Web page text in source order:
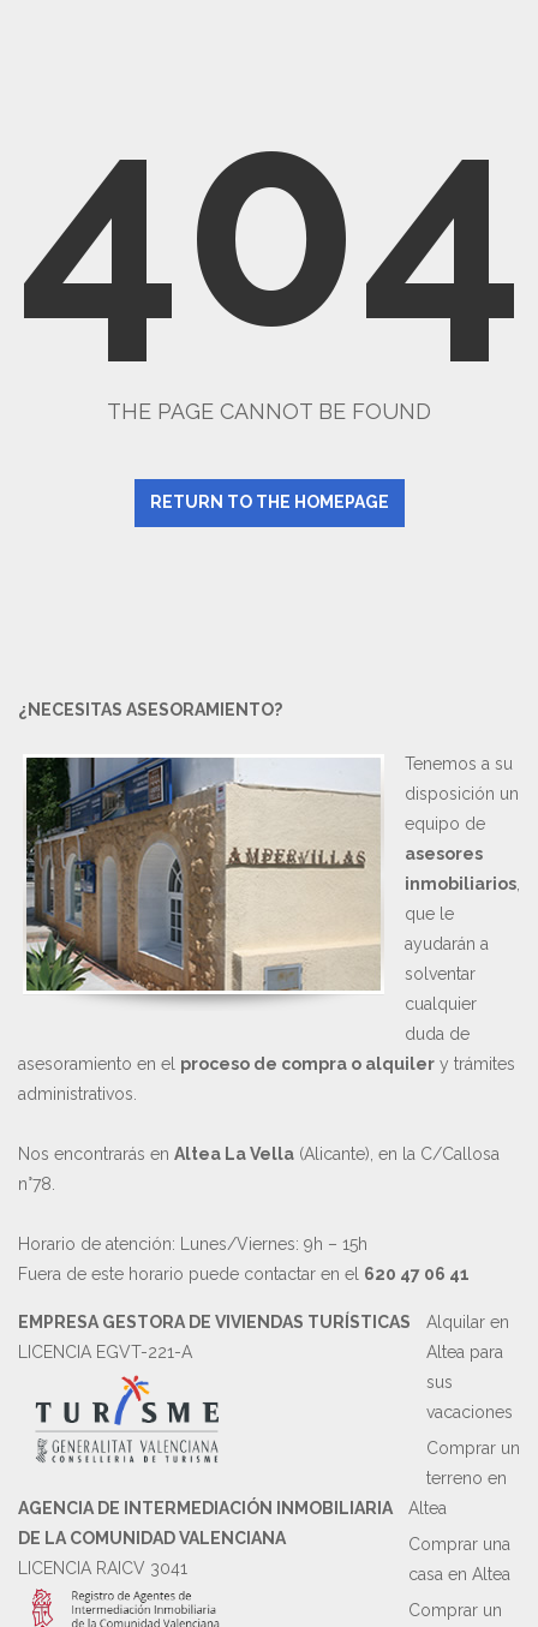
404
THE PAGE CANNOT BE FOUND
RETURN TO THE HOMEPAGE
¿NECESITAS ASESORAMIENTO?
Tenemos a su
disposición un
equipo de
asesores
inmobiliarios,
que le
ayudarán a
solventar
cualquier
duda de
asesoramiento en el proceso de compra o alquiler y trámites
administrativos.
Nos encontrarás en Altea La Vella (Alicante), en la C/Callosa
n°78.
Horario de atención: Lunes/Viernes: 9h – 15h
Fuera de este horario puede contactar en el 620 47 06 41
EMPRESA GESTORA DE VIVIENDAS TURÍSTICAS
LICENCIA EGVT-221-A
AGENCIA DE INTERMEDIACIÓN INMOBILIARIA
DE LA COMUNIDAD VALENCIANA
LICENCIA RAICV 3041
Alquilar en
Altea para
sus
vacaciones
Comprar un
terreno en
Altea
Comprar una
casa en Altea
Comprar un